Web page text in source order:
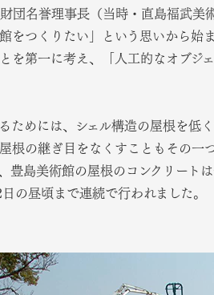
団名誉理事長（当時・直島福武美
をつくりたい」という思いから始
を第一に考え、「人工的なオブジ
ためには、シェル構造の屋根を低
根の継ぎ目をなくすこともその一
豊島美術館の屋根のコンクリート
の昼頃まで連続で行われました。